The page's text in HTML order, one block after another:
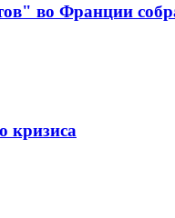
во Франции
кризиса